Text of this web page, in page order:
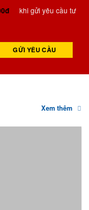
khi gửi yêu cầu tư
Xem thêm